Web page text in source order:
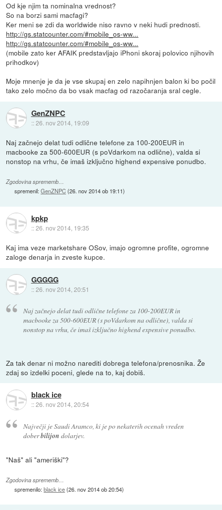
Od kje njim ta nominalna vrednost?
So na borzi sami macfagi?
Ker meni se zdi da worldwide niso ravno v neki hudi prednosti.
http://gs.statcounter.com/#mobile_os-ww...
http://gs.statcounter.com/#mobile_os-ww...
(mobile zato ker AFAIK predstavljajo iPhoni skoraj polovico njihovih
prihodkov)
Moje mnenje je da je vse skupaj en zelo napihnjen balon ki bo počil
tako zelo močno da bo vsak macfag od razočaranja sral cegle.
GenZNPC
::26. nov 2014, 19:09
Naj začnejo delat tudi odlične telefone za 100-200EUR in
macbooke za 500-600EUR (s poVdarkom na odlične), valda si
nonstop na vrhu, če imaš izključno highend expensive ponudbo.
Zgodovina sprememb…
spremenil:GenZNPC(26. nov 2014 ob 19:11)
kpkp
::26. nov 2014, 19:35
Kaj ima veze marketshare OSov, imajo ogromne profite, ogromne
zaloge denarja in zveste kupce.
GGGGG
::26. nov 2014, 20:51
Naj začnejo delat tudi odlične telefone za 100-200EUR in
macbooke za 500-600EUR (s poVdarkom na odlične), valda si
nonstop na vrhu, če imaš izključno highend expensive ponudbo.
Za tak denar ni možno narediti dobrega telefona/prenosnika. Že
zdaj so izdelki poceni, glede na to, kaj dobiš.
black ice
::26. nov 2014, 20:54
Največji je Saudi Aramco, ki je po nekaterih ocenah vreden
doberbilijon dolarjev.
"Naš" ali "ameriški"?
Zgodovina sprememb…
spremenilo:black ice(26. nov 2014 ob 20:54)